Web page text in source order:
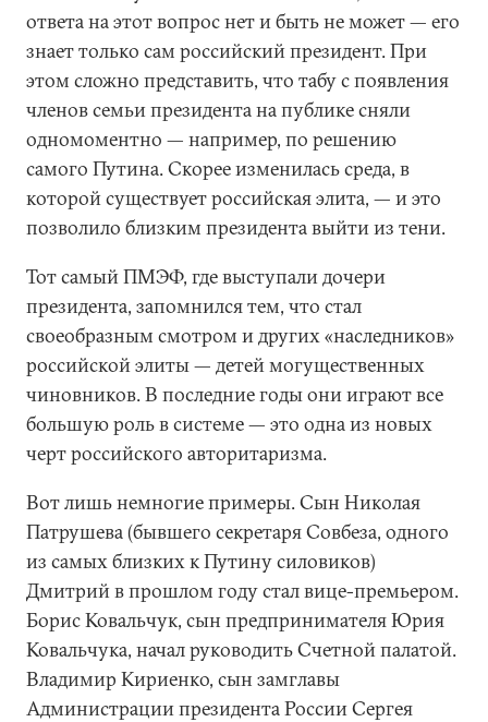
ответа на этот вопрос нет и быть не может — его
знает только сам российский президент. При
этом сложно представить, что табу с появления
членов семьи президента на публике сняли
одномоментно — например, по решению
самого Путина. Скорее изменилась среда, в
которой существует российская элита, — и это
позволило близким президента выйти из тени.
Тот самый ПМЭФ, где выступали дочери
президента, запомнился тем, что стал
своеобразным смотром и других «наследников»
российской элиты — детей могущественных
чиновников. В последние годы они играют все
большую роль в системе — это одна из новых
черт российского авторитаризма.
Вот лишь немногие примеры. Сын Николая
Патрушева (бывшего секретаря Совбеза, одного
из самых близких к Путину силовиков)
Дмитрий в прошлом году стал вице-премьером.
Борис Ковальчук, сын предпринимателя Юрия
Ковальчука, начал руководить Счетной палатой.
Владимир Кириенко, сын замглавы
Администрации президента России Сергея